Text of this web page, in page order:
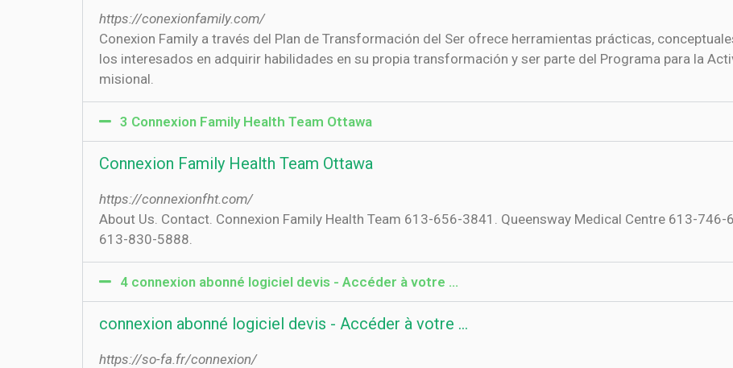
https://conexionfamily.com/
Conexion Family a través del Plan de Transformación del Ser ofrece herramientas prácticas,
los interesados en adquirir habilidades en su propia transformación y ser parte del Programa para la
misional.
3 Connexion Family Health Team Ottawa
Connexion Family Health Team Ottawa
https://connexionfht.com/
About Us. Contact. Connexion Family Health Team 613-656-3841. Queensway Medical Centre 613-
613-830-5888.
4 connexion abonné logiciel devis - Accéder à votre …
connexion abonné logiciel devis - Accéder à votre …
https://so-fa.fr/connexion/